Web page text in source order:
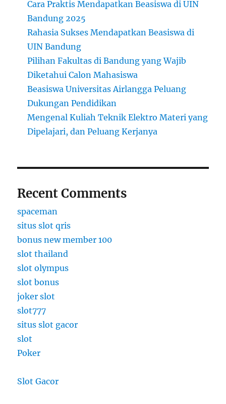
Cara Praktis Mendapatkan Beasiswa di UIN
Bandung 2025
Rahasia Sukses Mendapatkan Beasiswa di
UIN Bandung
Pilihan Fakultas di Bandung yang Wajib
Diketahui Calon Mahasiswa
Beasiswa Universitas Airlangga Peluang
Dukungan Pendidikan
Mengenal Kuliah Teknik Elektro Materi yang
Dipelajari, dan Peluang Kerjanya
Recent Comments
spaceman
situs slot qris
bonus new member 100
slot thailand
slot olympus
slot bonus
joker slot
slot777
situs slot gacor
slot
Poker
Slot Gacor